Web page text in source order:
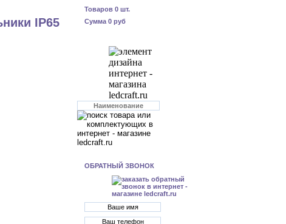
IP65
Товаров 0 шт.
Сумма 0 руб
ОБРАТНЫЙ ЗВОНОК